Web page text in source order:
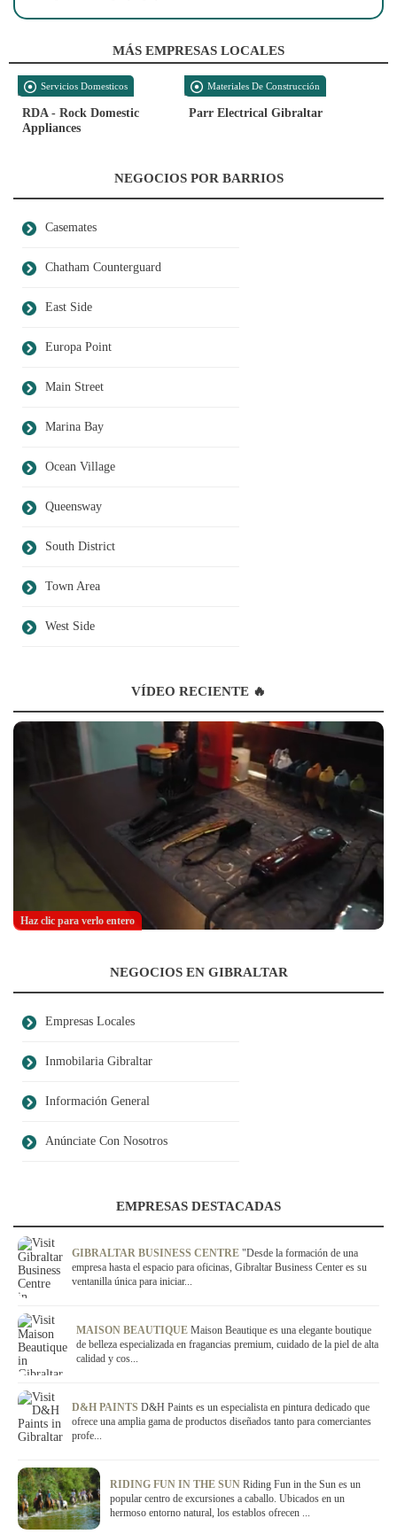
MÁS EMPRESAS LOCALES
Servicios Domesticos
RDA - Rock Domestic
Appliances
Materiales De Construcción
Parr Electrical Gibraltar
NEGOCIOS POR BARRIOS
Casemates
Chatham Counterguard
East Side
Europa Point
Main Street
Marina Bay
Ocean Village
Queensway
South District
Town Area
West Side
VÍDEO RECIENTE 🔥
Haz clic para verlo entero
NEGOCIOS EN GIBRALTAR
Empresas Locales
Inmobilaria Gibraltar
Información General
Anúnciate Con Nosotros
EMPRESAS DESTACADAS
GIBRALTAR BUSINESS CENTRE "Desde la formación de una
empresa hasta el espacio para oficinas, Gibraltar Business Center es su
ventanilla única para iniciar...
MAISON BEAUTIQUE Maison Beautique es una elegante boutique
de belleza especializada en fragancias premium, cuidado de la piel de alta
calidad y cos...
D&H PAINTS D&H Paints es un especialista en pintura dedicado que
ofrece una amplia gama de productos diseñados tanto para comerciantes
profe...
RIDING FUN IN THE SUN Riding Fun in the Sun es un
popular centro de excursiones a caballo. Ubicados en un
hermoso entorno natural, los establos ofrecen ...